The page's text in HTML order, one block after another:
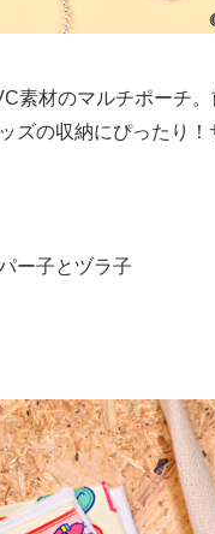
素材のマルチポーチ
ズの収納にぴったり
ー子とヅラ子